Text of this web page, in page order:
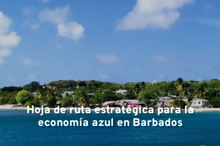
Hoja de ruta estratégica para la
economía azul en Barbados